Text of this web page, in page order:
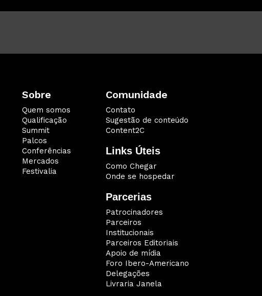
Sobre
Quem somos
Qualificação
Summit
Palcos
Conferências
Mercados
Festivalia
Comunidade
Contato
Sugestão de conteúdo
Content2C
Links Úteis
Como Chegar
Onde se hospedar
Parcerias
Patrocinadores
Parceiros
Institucionais
Parceiros Editoriais
Apoio de mídia
Foro Ibero-Americano
Delegações
Livraria Janela